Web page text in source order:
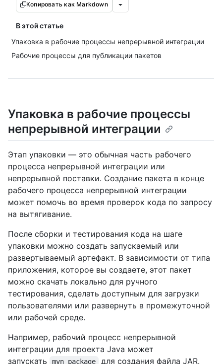
Копировать как Markdown
В этой статье
Упаковка в рабочие процессы непрерывной интеграции
Рабочие процессы для публикации пакетов
Упаковка в рабочие процессы
непрерывной интеграции
Этап упаковки — это обычная часть рабочего
процесса непрерывной интеграции или
непрерывной поставки. Создание пакета в конце
рабочего процесса непрерывной интеграции
может помочь во время проверок кода по запросу
на вытягивание.
После сборки и тестирования кода на шаге
упаковки можно создать запускаемый или
развертываемый артефакт. В зависимости от типа
приложения, которое вы создаете, этот пакет
можно скачать локально для ручного
тестирования, сделать доступным для загрузки
пользователями или развернуть в промежуточной
или рабочей среде.
Например, рабочий процесс непрерывной
интеграции для проекта Java может
запускать
mvn package
для создания файла JAR.